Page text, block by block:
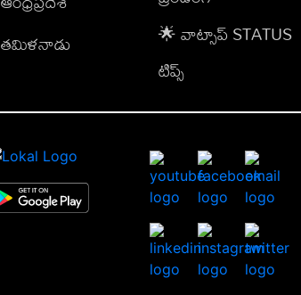
తమిళనాడు
🌟 వాట్సాప్ STATUS
టిప్స్